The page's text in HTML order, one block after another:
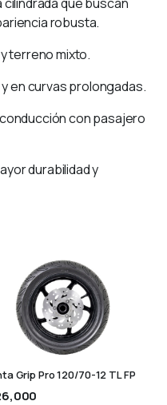
robusta.
terreno mixto.
en curvas prolongadas.
con pasajero
durabilidad y
Grip Pro 120/70-12 TL FP